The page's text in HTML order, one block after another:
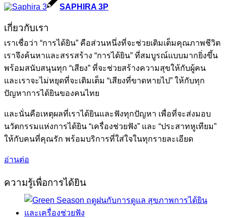
SAPHIRA 3P
เกี่ยวกับเรา
เราเชื่อว่า “การได้ยิน” คือส่วนหนึ่งที่จะช่วยเติมเต็มคุณภาพชีวิต
เราจึงค้นหาและสรรสร้าง “การได้ยิน” ที่สมบูรณ์แบบมากยิ่งขึ้น
พร้อมสนับสนุนทุก “เสียง” ที่จะช่วยสร้างความสุขให้กับผู้คน
และเราจะไม่หยุดที่จะเติมเต็ม “เสียงที่ขาดหายไป” ให้กับทุก
ปัญหาการได้ยินของคนไทย
และนั่นคือเหตุผลที่เราได้ยินและฟังทุกปัญหา เพื่อที่จะส่งมอบ
นวัตกรรมแห่งการได้ยิน “เครื่องช่วยฟัง” และ “ประสาทหูเทียม”
ให้กับคนที่คุณรัก พร้อมบริการที่ใส่ใจในทุกรายละเอียด
อ่านต่อ
ความรู้เพื่อการได้ยิน